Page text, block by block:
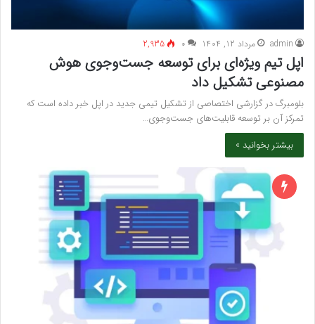
admin مرداد 12, 1404 ۰ 2,935
اپل تیم ویژه‌ای برای توسعه جست‌وجوی هوش
مصنوعی تشکیل داد
بلومبرگ در گزارشی اختصاصی از تشکیل تیمی جدید در اپل خبر داده است که
تمرکز آن بر توسعه قابلیت‌های جست‌وجوی…
بیشتر بخوانید »